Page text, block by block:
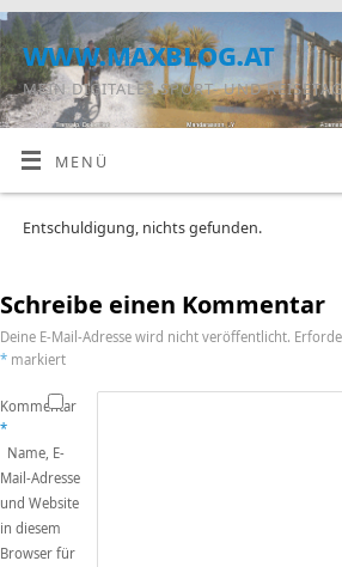
www.maxblog.at
MEIN DIGITALES SPORT- UND
MENÜ
Entschuldigung, nichts gefunden.
Schreibe einen Kommentar
Deine E-Mail-Adresse wird nicht veröffentlicht.
* markiert
Kommentar
*
Name, E-
Mail-Adresse
und Website
in diesem
Browser für